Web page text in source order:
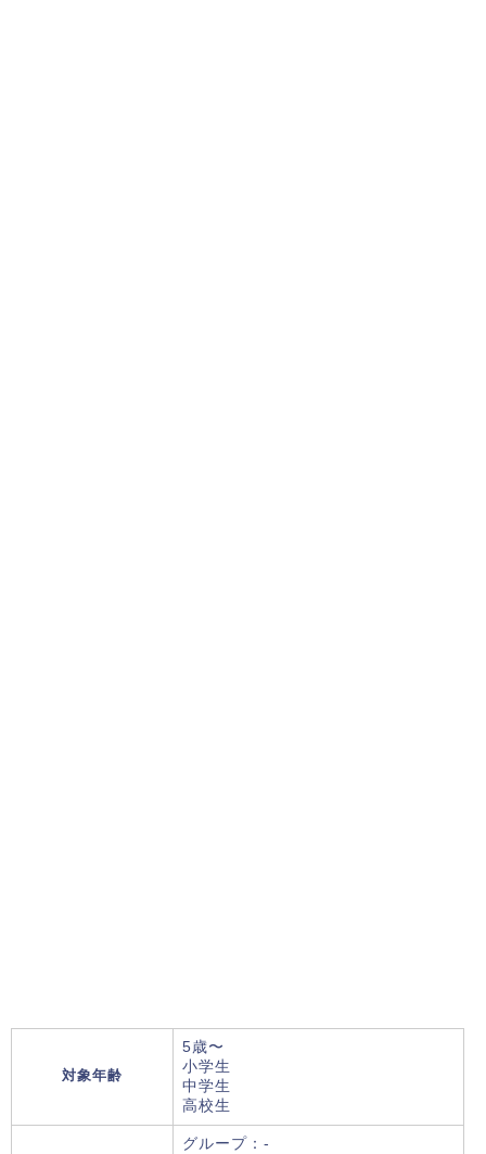
対象年齢
5歳〜
小学生
中学生
高校生
グループ：-